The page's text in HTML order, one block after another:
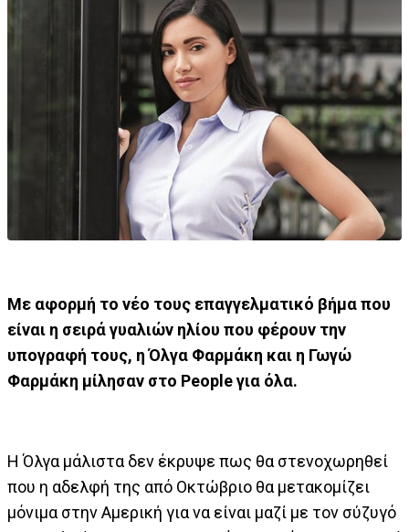
Με αφορμή το νέο τους επαγγελματικό βήμα που
είναι η σειρά γυαλιών ηλίου που φέρουν την
υπογραφή τους, η Όλγα Φαρμάκη και η Γωγώ
Φαρμάκη μίλησαν στο People για όλα.
Η Όλγα μάλιστα δεν έκρυψε πως θα στενοχωρηθεί
που η αδελφή της από Οκτώβριο θα μετακομίζει
μόνιμα στην Αμερική για να είναι μαζί με τον σύζυγό